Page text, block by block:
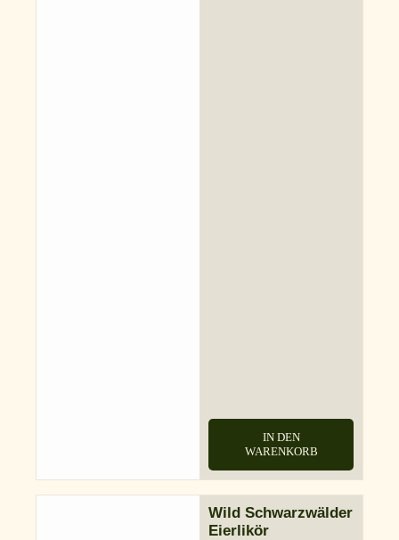
IN DEN
WARENKORB
Wild Schwarzwälder
Eierlikör